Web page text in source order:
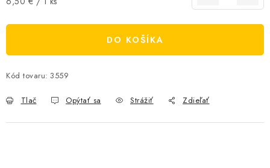
Ochrana osobných údajov
Vrátenie tovaru, výmena a reklamácie
Veľkoobchod
DO KOŠÍKA
Kód tovaru: 3559
Tlač Opýtať sa Strážiť Zdieľať